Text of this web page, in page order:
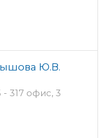
Ю.В.
317 офис, 3